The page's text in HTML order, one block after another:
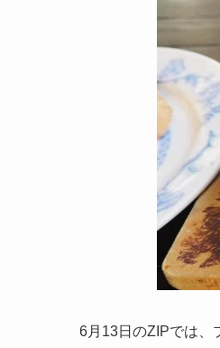
6月13日のZIPでは、